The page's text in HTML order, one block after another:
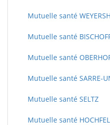
Mutuelle santé
Mutuelle santé
Mutuelle santé
Mutuelle santé SARRE-
Mutuelle santé SELTZ
Mutuelle santé